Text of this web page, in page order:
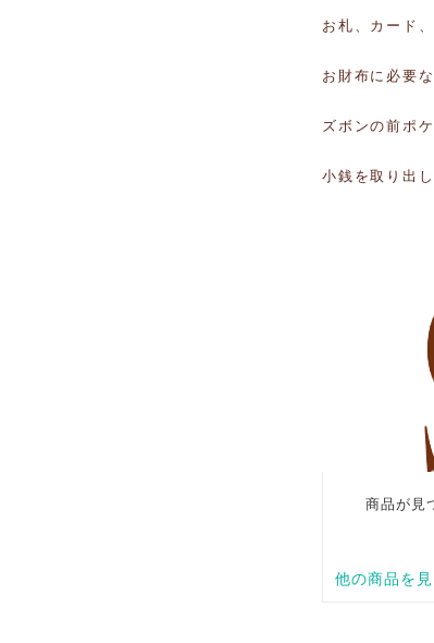
お札、カード
お財布に必要
ズボンの前ポ
小銭を取り出